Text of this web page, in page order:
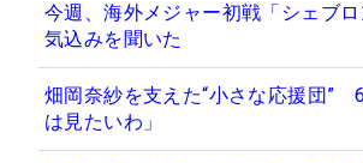
今週、海外メジャー初戦「シェブ
気込みを聞いた
畑岡奈紗を支えた“小さな応援団”
は見たいわ」